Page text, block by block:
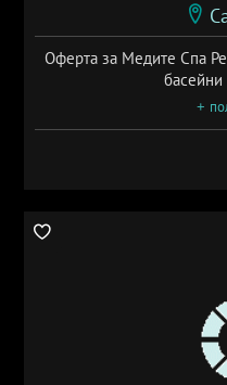
Оферта за Медите Спа
басейни
+